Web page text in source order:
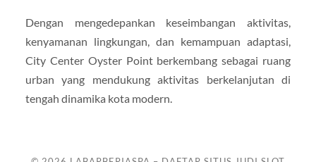
Dengan mengedepankan keseimbangan aktivitas,
kenyamanan lingkungan, dan kemampuan adaptasi,
City Center Oyster Point berkembang sebagai ruang
urban yang mendukung aktivitas berkelanjutan di
tengah dinamika kota modern.